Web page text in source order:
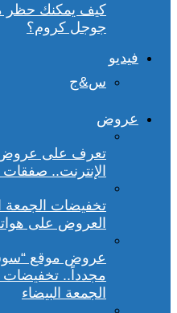
كيف يمكنك حظر
جوجل كروم؟
فيديو
س&ج
عروض
تعرف على عروض
الإنترنت..
العروض على
عروض موقع
الجمعة البيضاء